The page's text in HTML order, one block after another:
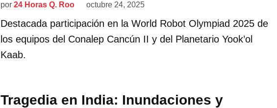
por 24 Horas Q. Roo octubre 24, 2025
Destacada participación en la World Robot Olympiad 2025 de
los equipos del Conalep Cancún II y del Planetario Yook’ol
Kaab.
Tragedia en India: Inundaciones y